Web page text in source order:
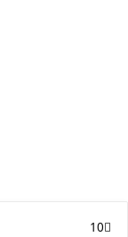
10